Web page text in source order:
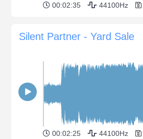
00:02:35 44100Hz
Silent Partner - Yard Sale
00:02:25 44100Hz